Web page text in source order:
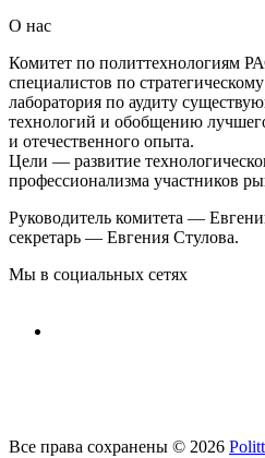
О нас
Комитет по политтехнологиям
специалистов по
лаборатория по аудиту
технологий и обобщению
и отечественного опыта.
Цели — развитие
профессионализма участников
Руководитель комитета —
секретарь — Евгения Стулова.
Мы в социальных сетях
Все права сохранены © 2026